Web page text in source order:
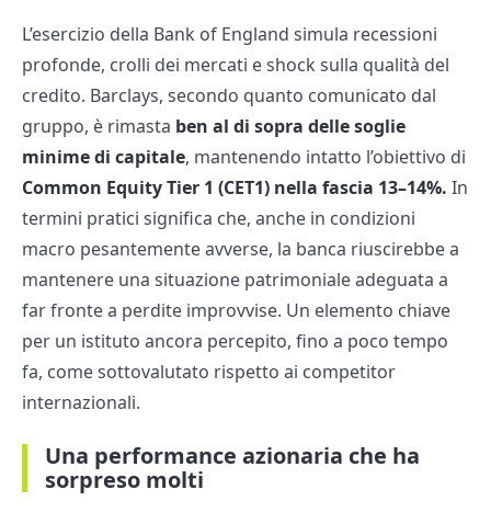
L’esercizio della Bank of England simula recessioni
profonde, crolli dei mercati e shock sulla qualità del
credito. Barclays, secondo quanto comunicato dal
gruppo, è rimasta ben al di sopra delle soglie
minime di capitale, mantenendo intatto l’obiettivo di
Common Equity Tier 1 (CET1) nella fascia 13–14%. In
termini pratici significa che, anche in condizioni
macro pesantemente avverse, la banca riuscirebbe a
mantenere una situazione patrimoniale adeguata a
far fronte a perdite improvvise. Un elemento chiave
per un istituto ancora percepito, fino a poco tempo
fa, come sottovalutato rispetto ai competitor
internazionali.
Una performance azionaria che ha
sorpreso molti